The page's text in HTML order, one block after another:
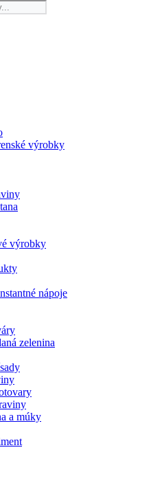
výrobky
výrobky
nápoje
zelenina
a múky